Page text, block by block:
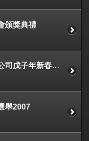
頒獎典禮
觀塘體育促進會有限公司戊子年新春團拜
舉2007